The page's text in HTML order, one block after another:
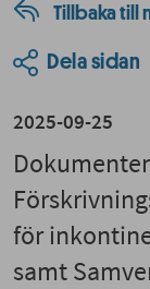
Tillbaka till
Dela sidan
2025-09-25
för
samt